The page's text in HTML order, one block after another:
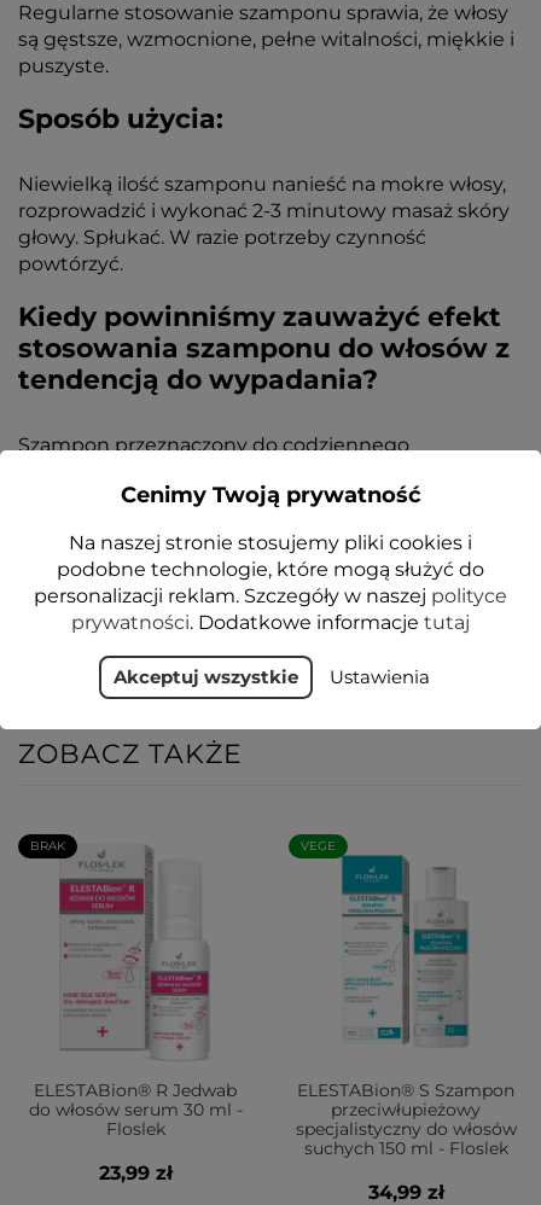
Regularne stosowanie szamponu sprawia, że włosy
są gęstsze, wzmocnione, pełne witalności, miękkie i
puszyste.
Sposób użycia:
Niewielką ilość szamponu nanieść na mokre włosy,
rozprowadzić i wykonać 2-3 minutowy masaż skóry
głowy. Spłukać. W razie potrzeby czynność
powtórzyć.
Kiedy powinniśmy zauważyć efekt
stosowania szamponu do włosów z
tendencją do wypadania?
Szampon przeznaczony do codziennego
wypadania. Dla uzyskania optymalnych rezultatów
się stosowanie z preparatami z serii Elestabion® W.
ZOBACZ TAKŻE
BRAK
ELESTABion® R Jedwab
do włosów serum 30 ml -
Floslek
23,99 zł
VEGE
ELESTABion® S Szampon
przeciwłupieżowy
specjalistyczny do włosów
suchych 150 ml - Floslek
34,99 zł
Cenimy Twoją prywatność
Na naszej stronie stosujemy pliki cookies i
podobne technologie, które mogą służyć do
personalizacji reklam. Szczegóły w naszej polityce
prywatności. Dodatkowe informacje tutaj
Akceptuj wszystkie Ustawienia